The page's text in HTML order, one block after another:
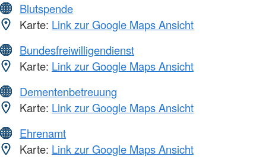
Blutspende
Karte: Link zur Google Maps Ansicht
Bundesfreiwilligendienst
Karte: Link zur Google Maps Ansicht
Dementenbetreuung
Karte: Link zur Google Maps Ansicht
Ehrenamt
Karte: Link zur Google Maps Ansicht